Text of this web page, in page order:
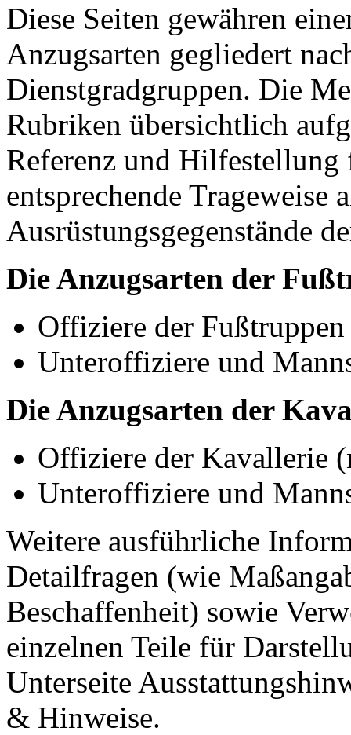
Diese Seiten gewähren
Anzugsarten gegliedert
Dienstgradgruppen. Die
Rubriken übersichtlich
Referenz und Hilfestellung
entsprechende
Ausrüstungsgegenstände
Die Anzugsarten der
Offiziere der
Unteroffiziere und
Die Anzugsarten der
Offiziere der Kavallerie
Unteroffiziere und
Weitere ausführliche
Detailfragen (wie
Beschaffenheit) sowie
einzelnen Teile für
Unterseite
& Hinweise.